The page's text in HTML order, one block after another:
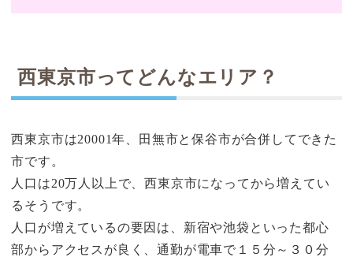
西東京市ってどんなエリア？
西東京市は20001年、田無市と保谷市が合併してできた
市です。
人口は20万人以上で、西東京市になってから増えてい
るそうです。
人口が増えているの要因は、新宿や池袋といった都心
部からアクセスが良く、通勤が電車で１５分～３０分